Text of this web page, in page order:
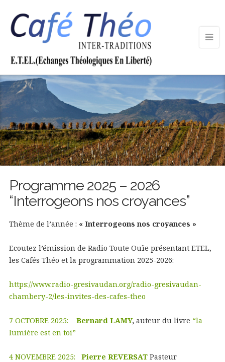
Programme 2025 – 2026
“Interrogeons nos croyances”
Thème de l’année : « Interrogeons nos croyances »
Ecoutez l’émission de Radio Toute Ouïe présentant ETEL,
les Cafés Théo et la programmation 2025-2026:
https://www.radio-gresivaudan.org/radio-gresivaudan-
chambery-2/les-invites-des-cafes-theo
7 OCTOBRE 2025: Bernard LAMY, auteur du livre “la
lumière est en toi”
4 NOVEMBRE 2025: Pierre REVERSATPasteur